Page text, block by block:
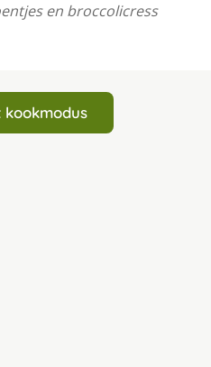
en broccolicress
kookmodus